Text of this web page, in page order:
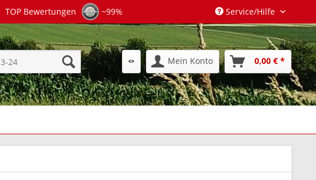
TOP Bewertungen ~99% Service/Hilfe
Mein Konto 0,00 € *